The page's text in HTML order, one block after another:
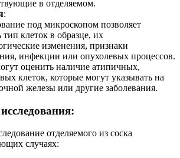
в отделяемом.
:
под микроскопом позволяет
тип клеток в образце, их
изменения, признаки
инфекции или опухолевых процессов.
оценить наличие атипичных,
клеток, которые могут указывать на
железы или другие заболевания.
отделяемого из соска
случаях: